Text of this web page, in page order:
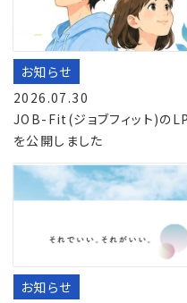
お知らせ
2026.07.30
JOB-Fit(ジョブフィット)のLP
を公開しました
お知らせ